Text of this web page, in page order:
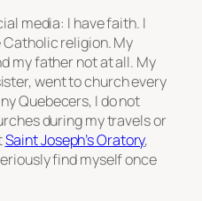
media: I have faith. I
Catholic religion. My
my father not at all. My
went to church every
Quebecers, I do not
during my travels or
Saint Joseph’s Oratory,
find myself once